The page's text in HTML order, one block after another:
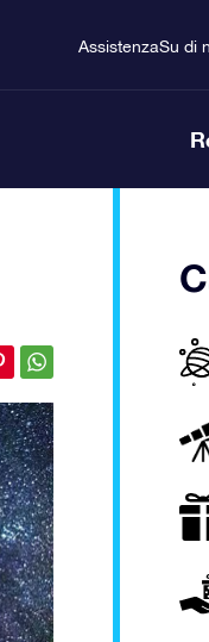
AssistenzaSu di